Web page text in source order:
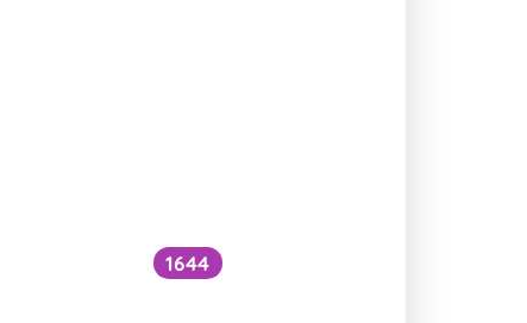
1644